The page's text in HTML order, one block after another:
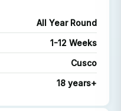
comunitária
acesso aos serviços
no Peru?
que simples
All Year Round
1-12 Weeks
Cusco
18 years+